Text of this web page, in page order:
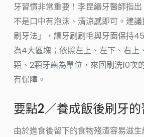
牙習慣非常重要！李昆縉牙醫師指
不是口中有泡沫、清涼感即可。建
刷牙法」，讓牙刷刷毛與牙面保持
為4大區塊；依照左上、左下、右上
顆、2顆牙齒為單位，來回刷洗10次
有保障。
要點2／養成飯後刷牙的
由於進食後留下的食物殘渣容易滋